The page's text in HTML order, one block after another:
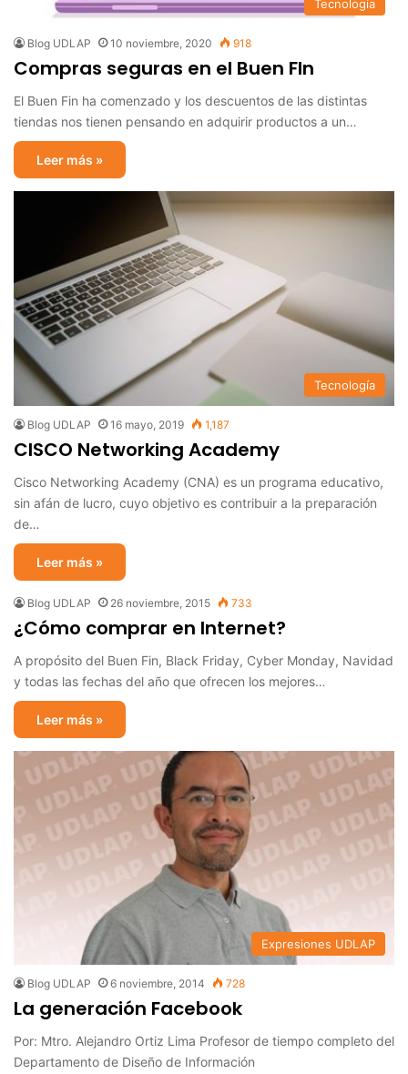
Tecnología
Blog UDLAP 10 noviembre, 2020 918
Compras seguras en el Buen FIn
El Buen Fin ha comenzado y los descuentos de las distintas
tiendas nos tienen pensando en adquirir productos a un…
Leer más »
Tecnología
Blog UDLAP 16 mayo, 2019 1,187
CISCO Networking Academy
Cisco Networking Academy (CNA) es un programa educativo,
sin afán de lucro, cuyo objetivo es contribuir a la preparación
de…
Leer más »
Blog UDLAP 26 noviembre, 2015 733
¿Cómo comprar en Internet?
A propósito del Buen Fin, Black Friday, Cyber Monday, Navidad
y todas las fechas del año que ofrecen los mejores…
Leer más »
Expresiones UDLAP
Blog UDLAP 6 noviembre, 2014 728
La generación Facebook
Por: Mtro. Alejandro Ortiz Lima Profesor de tiempo completo del
Departamento de Diseño de Información